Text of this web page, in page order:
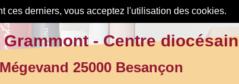
ces derniers, vous acceptez l'utilisation des cookies.
- Centre diocésain
25000 Besançon